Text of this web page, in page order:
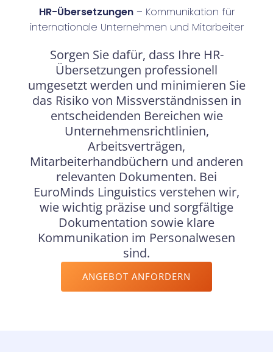
HR-Übersetzungen– Kommunikation für
internationale Unternehmen und Mitarbeiter
Sorgen Sie dafür, dass Ihre HR-
Übersetzungen professionell
umgesetzt werden und minimieren Sie
das Risiko von Missverständnissen in
entscheidenden Bereichen wie
Unternehmensrichtlinien,
Arbeitsverträgen,
Mitarbeiterhandbüchern und anderen
relevanten Dokumenten. Bei
EuroMinds Linguistics verstehen wir,
wie wichtig präzise und sorgfältige
Dokumentation sowie klare
Kommunikation im Personalwesen
sind.
ANGEBOT ANFORDERN